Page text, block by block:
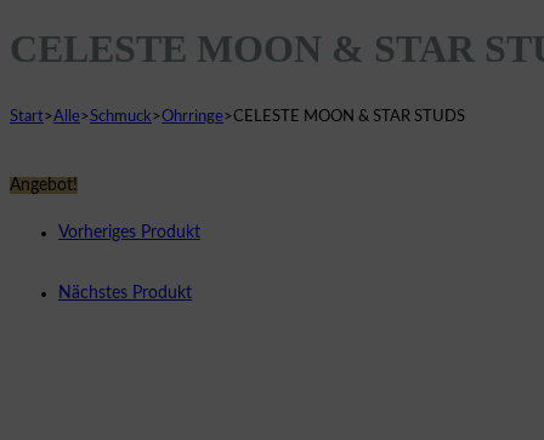
CELESTE MOON & STAR
Start>Alle>Schmuck>Ohrringe>CELESTE MOON & STAR STUDS
Angebot!
Vorheriges Produkt
Nächstes Produkt